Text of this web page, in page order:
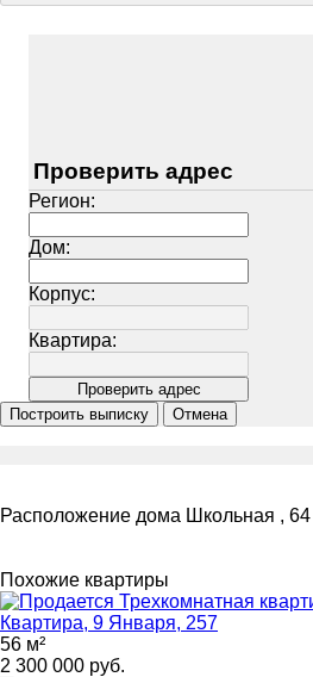
Проверить адрес
Регион:
Дом:
Корпус:
Квартира:
Расположение дома Школьная , 64
Похожие квартиры
Квартира, 9 Января, 257
56 м²
2 300 000 руб.